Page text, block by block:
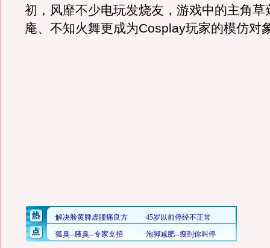
初，风靡不少电玩发烧友，游戏中的主角草
庵、不知火舞更成为Cosplay玩家的模仿对